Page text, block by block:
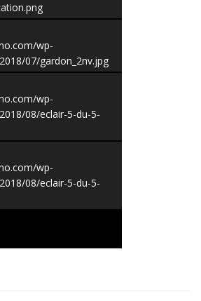
wp-
07/gardon_2nv.jpg
wp-
08/eclair-5-du-5-
wp-
08/eclair-5-du-5-